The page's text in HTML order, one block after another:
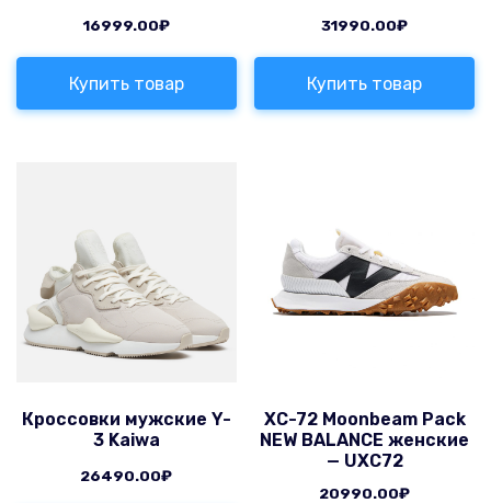
16999.00₽
Купить товар
31990.00₽
Купить товар
Кроссовки мужские Y-
3 Kaiwa
26490.00₽
XC-72 Moonbeam Pack
NEW BALANCE женские
— UXC72
20990.00₽